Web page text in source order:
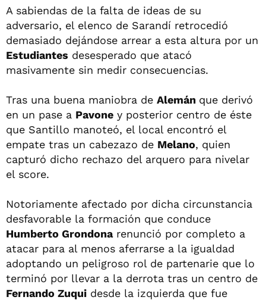
A sabiendas de la falta de ideas de su
adversario, el elenco de Sarandí retrocedió
demasiado dejándose arrear a esta altura por un
Estudiantes desesperado que atacó
masivamente sin medir consecuencias.
Tras una buena maniobra de Alemán que derivó
en un pase a Pavone y posterior centro de éste
que Santillo manoteó, el local encontró el
empate tras un cabezazo de Melano, quien
capturó dicho rechazo del arquero para nivelar
el score.
Notoriamente afectado por dicha circunstancia
desfavorable la formación que conduce
Humberto Grondonarenunció por completo a
atacar para al menos aferrarse a la igualdad
adoptando un peligroso rol de partenarie que lo
terminó por llevar a la derrota tras un centro de
Fernando Zuqui desde la izquierda que fue